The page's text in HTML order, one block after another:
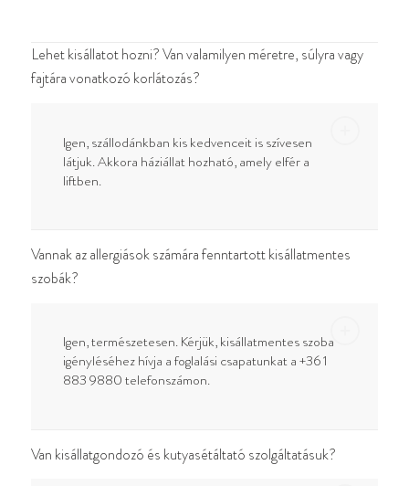
Lehet kisállatot hozni? Van valamilyen méretre, súlyra vagy
fajtára vonatkozó korlátozás?
Igen, szállodánkban kis kedvenceit is szívesen
látjuk. Akkora háziállat hozható, amely elfér a
liftben.
Vannak az allergiások számára fenntartott kisállatmentes
szobák?
Igen, természetesen. Kérjük, kisállatmentes szoba
igényléséhez hívja a foglalási csapatunkat a +36 1
883 9880 telefonszámon.
Van kisállatgondozó és kutyasétáltató szolgáltatásuk?